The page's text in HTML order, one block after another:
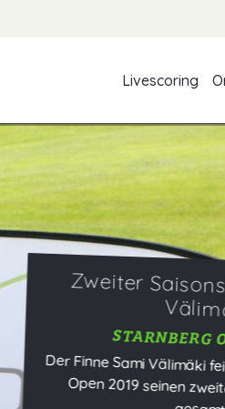
Livescoring